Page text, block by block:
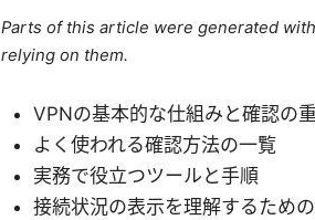
Parts of this article were generated
relying on them.
VPNの基本的な仕組みと確認の
よく使われる確認方法の一覧
実務で役立つツールと手順
接続状況の表示を理解するため